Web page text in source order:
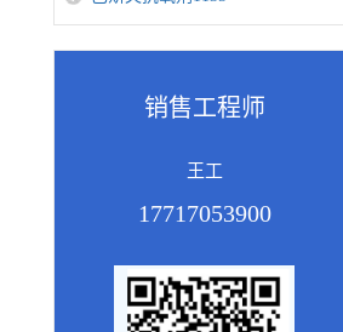
销售工程师
王工
17717053900